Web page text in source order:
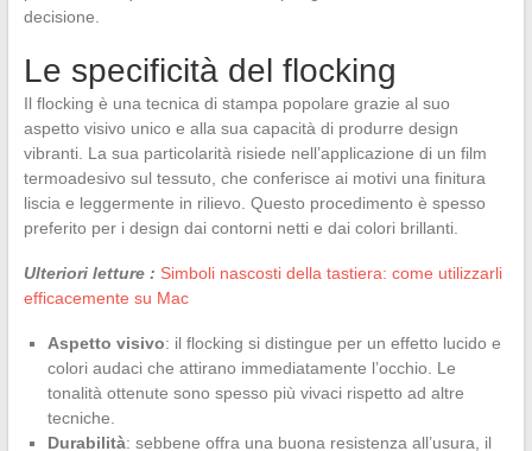
decisione.
Le specificità del flocking
Il flocking è una tecnica di stampa popolare grazie al suo
aspetto visivo unico e alla sua capacità di produrre design
vibranti. La sua particolarità risiede nell’applicazione di un film
termoadesivo sul tessuto, che conferisce ai motivi una finitura
liscia e leggermente in rilievo. Questo procedimento è spesso
preferito per i design dai contorni netti e dai colori brillanti.
Ulteriori letture : Simboli nascosti della tastiera: come utilizzarli
efficacemente su Mac
Aspetto visivo: il flocking si distingue per un effetto lucido e
colori audaci che attirano immediatamente l’occhio. Le
tonalità ottenute sono spesso più vivaci rispetto ad altre
tecniche.
Durabilità: sebbene offra una buona resistenza all’usura, il